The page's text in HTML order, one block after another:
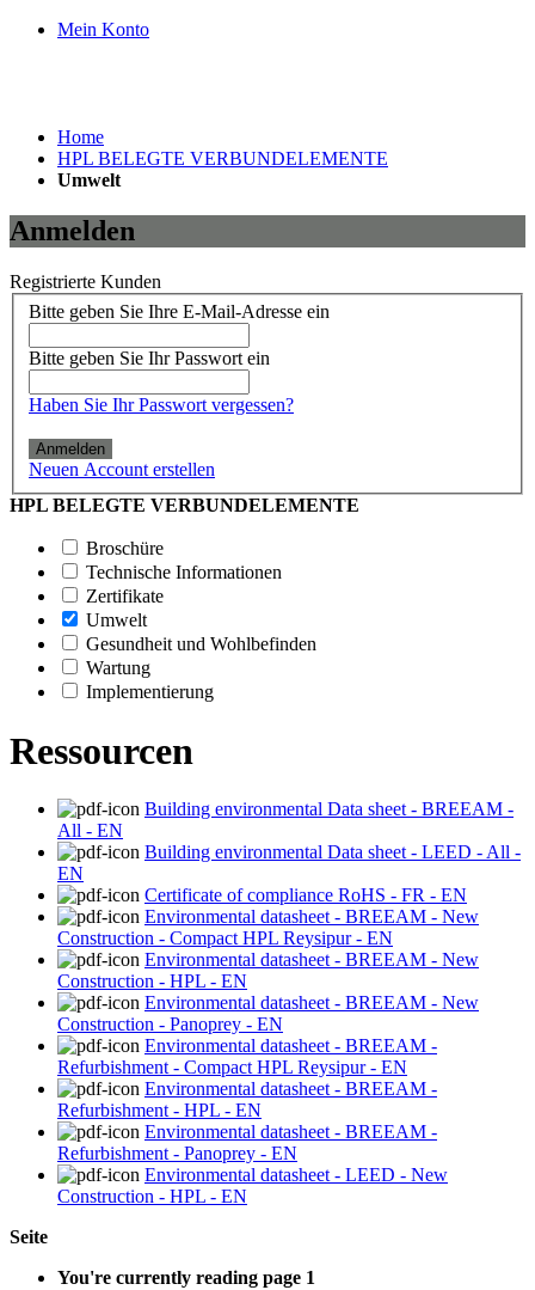
Mein Konto
Home
HPL BELEGTE VERBUNDELEMENTE
Umwelt
Anmelden
Registrierte Kunden
Bitte geben Sie Ihre E-Mail-Adresse ein
Bitte geben Sie Ihr Passwort ein
Haben Sie Ihr Passwort vergessen?
Anmelden
Neuen Account erstellen
HPL BELEGTE VERBUNDELEMENTE
Broschüre
Technische Informationen
Zertifikate
Umwelt
Gesundheit und Wohlbefinden
Wartung
Implementierung
Ressourcen
Building environmental Data sheet - BREEAM -
All - EN
Building environmental Data sheet - LEED - All -
EN
Certificate of compliance RoHS - FR - EN
Environmental datasheet - BREEAM - New
Construction - Compact HPL Reysipur - EN
Environmental datasheet - BREEAM - New
Construction - HPL - EN
Environmental datasheet - BREEAM - New
Construction - Panoprey - EN
Environmental datasheet - BREEAM -
Refurbishment - Compact HPL Reysipur - EN
Environmental datasheet - BREEAM -
Refurbishment - HPL - EN
Environmental datasheet - BREEAM -
Refurbishment - Panoprey - EN
Environmental datasheet - LEED - New
Construction - HPL - EN
Seite
You're currently reading page 1